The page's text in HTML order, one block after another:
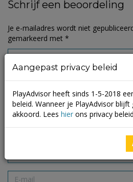
Schrijf een beoordeling
Je e-mailadres wordt niet
gemarkeerd met *
Aangepast privacy beleid
PlayAdvisor heeft sinds 1-5-2018
beleid. Wanneer je PlayAdvisor
akkoord. Lees hier ons privacy